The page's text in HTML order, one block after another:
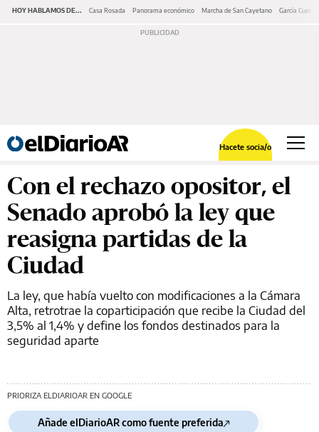
HOY HABLAMOS DE... Casa Rosada Panorama económico Marcha de San Cayetano García Cuerva
Hacete socia/o
Con el rechazo opositor, el
Senado aprobó la ley que
reasigna partidas de la
Ciudad
La ley, que había vuelto con modificaciones a la Cámara
Alta, retrotrae la coparticipación que recibe la Ciudad del
3,5% al 1,4% y define los fondos destinados para la
seguridad aparte
PRIORIZA ELDIARIOAR EN GOOGLE
Añade elDiarioAR como fuente preferida